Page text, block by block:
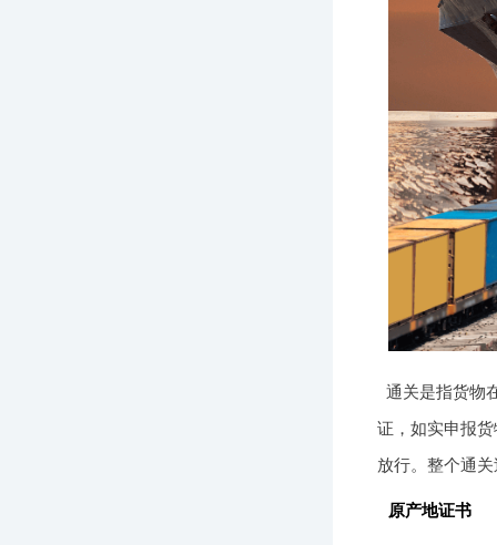
通关是指货物
证，如实申报
放行。整个通
原产地证书